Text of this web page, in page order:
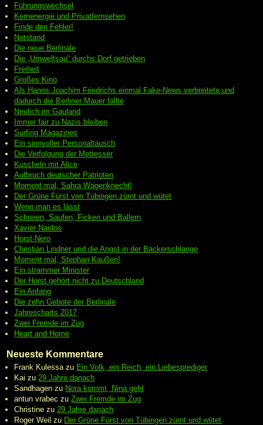
Führungswechsel
Kernenergie und Privatfernsehen
Finde den Fehler!
Notstand
Die neue Berlinale
Die „Umweltsau“ durchs Dorf getrieben
Freiheit
Großes Kino
Als Hanns Joachim Friedrichs einmal Fake-News verbreitete und
dadurch die Berliner Mauer fällte
Neulich im Gauland
Immer fair zu Nazis bleiben
Surfing Magazines
Ein sinnvoller Personaltausch
Die Verfolgung der Mettesser
Kuscheln mit Alice
Aufbruch deutscher Patrioten
Moment mal, Sahra Wagenknecht!
Der Grüne Fürst von Tübingen zürnt und wütet
Wenn man es lässt
Schreien, Saufen, Ficken und Ballern
Xavier Naidoo
Horst-Nero
Christian Lindner und die Angst in der Bäckerschlange
Moment mal, Stephan Kaußen!
Ein strammer Minister
Der Horst gehört nicht zu Deutschland
Ein Anfang
Die zehn Gebote der Berlinale
Jahrescharts 2017
Zwei Fremde im Zug
Heart and Home
Neueste Kommentare
Frank Kulessa zu Ein Volk, ein Reich, ein Liebesprediger
Kai zu 29 Jahre danach
Sandhagen zu Nora kommt, Nina geht
antun vrabec zuZwei Fremde im Zug
Christine zu 29 Jahre danach
Roger Weil zu Der Grüne Fürst von Tübingen zürnt und wütet